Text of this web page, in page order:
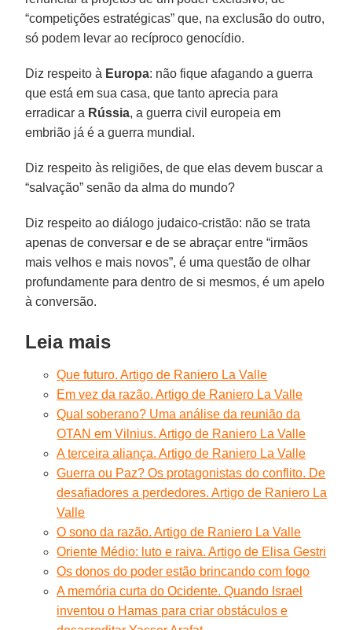
“competições estratégicas” que, na exclusão do outro,
só podem levar ao recíproco genocídio.
Diz respeito à Europa: não fique afagando a guerra
que está em sua casa, que tanto aprecia para
erradicar a Rússia, a guerra civil europeia em
embrião já é a guerra mundial.
Diz respeito às religiões, de que elas devem buscar a
“salvação” senão da alma do mundo?
Diz respeito ao diálogo judaico-cristão: não se trata
apenas de conversar e de se abraçar entre “irmãos
mais velhos e mais novos”, é uma questão de olhar
profundamente para dentro de si mesmos, é um apelo
à conversão.
Leia mais
Que futuro. Artigo de Raniero La Valle
Em vez da razão. Artigo de Raniero La Valle
Qual soberano? Uma análise da reunião da
OTAN em Vilnius. Artigo de Raniero La Valle
A terceira aliança. Artigo de Raniero La Valle
Guerra ou Paz? Os protagonistas do conflito. De
desafiadores a perdedores. Artigo de Raniero La
Valle
O sono da razão. Artigo de Raniero La Valle
Oriente Médio: luto e raiva. Artigo de Elisa Gestri
Os donos do poder estão brincando com fogo
A memória curta do Ocidente. Quando Israel
inventou o Hamas para criar obstáculos e